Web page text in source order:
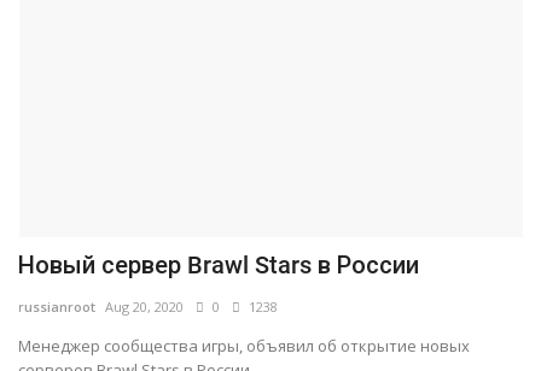
Новый сервер Brawl Stars в России
russianroot Aug 20, 2020 0 1238
Менеджер сообщества игры, объявил об открытие новых